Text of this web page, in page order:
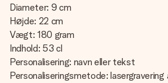
Diameter: 9 cm
Højde: 22 cm
Vægt: 180 gram
Indhold: 53 cl
Personalisering: navn eller tekst
Personaliseringsmetode: